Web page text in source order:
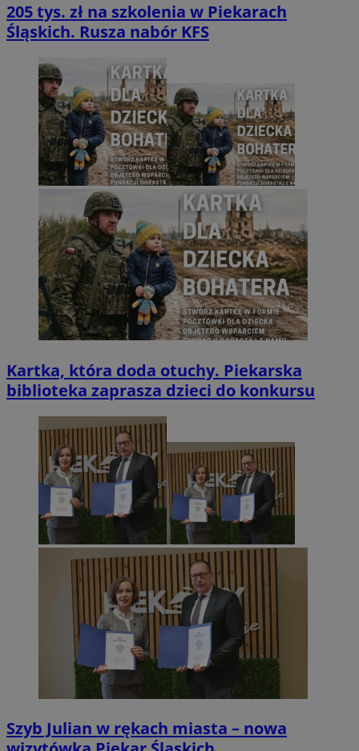
205 tys. zł na szkolenia w Piekarach
Śląskich. Rusza nabór KFS
Kartka, która doda otuchy. Piekarska
biblioteka zaprasza dzieci do konkursu
Szyb Julian w rękach miasta – nowa